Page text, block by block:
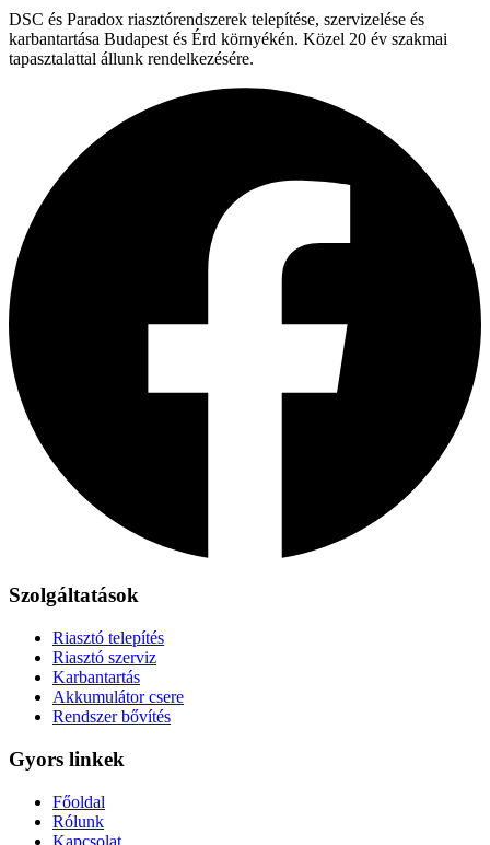
DSC és Paradox riasztórendszerek telepítése, szervizelése és
karbantartása Budapest és Érd környékén. Közel 20 év szakmai
tapasztalattal állunk rendelkezésére.
Szolgáltatások
Riasztó telepítés
Riasztó szerviz
Karbantartás
Akkumulátor csere
Rendszer bővítés
Gyors linkek
Főoldal
Rólunk
Kapcsolat